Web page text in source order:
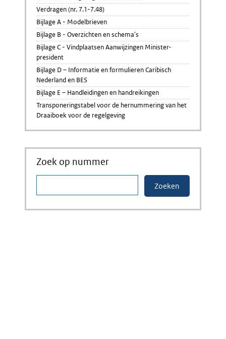
Verdragen (nr. 7.1-7.48)
Bijlage A - Modelbrieven
Bijlage B - Overzichten en schema's
Bijlage C - Vindplaatsen Aanwijzingen Minister-
president
Bijlage D – Informatie en formulieren Caribisch
Nederland en BES
Bijlage E – Handleidingen en handreikingen
Transponeringstabel voor de hernummering van het
Draaiboek voor de regelgeving
Zoek op nummer